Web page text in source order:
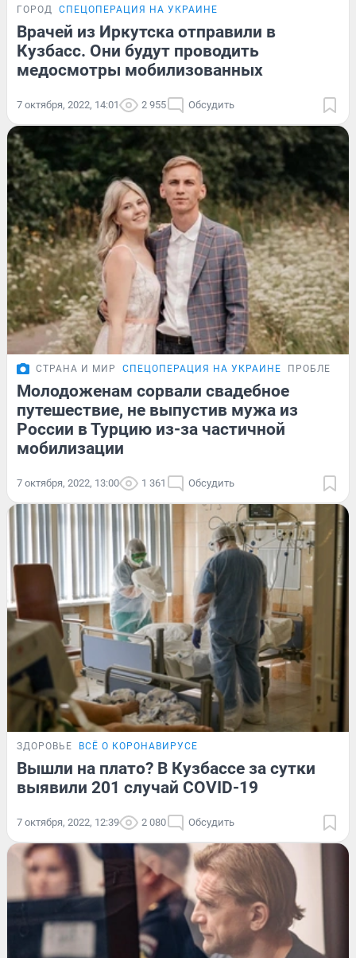
ГОРОД СПЕЦОПЕРАЦИЯ НА УКРАИНЕ
Врачей из Иркутска отправили в
Кузбасс. Они будут проводить
медосмотры мобилизованных
7 октября, 2022, 14:01 2 955 Обсудить
СТРАНА И МИР СПЕЦОПЕРАЦИЯ НА УКРАИНЕ ПРОБЛЕМА
Молодоженам сорвали свадебное
путешествие, не выпустив мужа из
России в Турцию из-за частичной
мобилизации
7 октября, 2022, 13:00 1 361 Обсудить
ЗДОРОВЬЕ ВСЁ О КОРОНАВИРУСЕ
Вышли на плато? В Кузбассе за сутки
выявили 201 случай COVID-19
7 октября, 2022, 12:39 2 080 Обсудить